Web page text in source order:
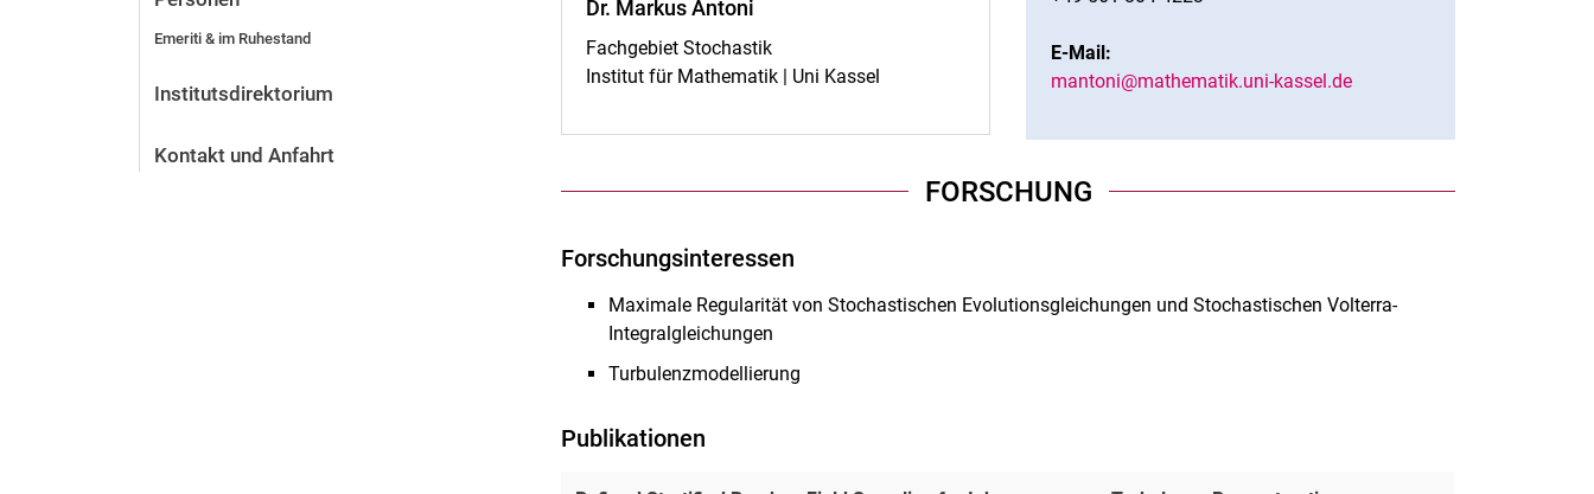
Emeriti & im Ruhestand
Institutsdirektorium
Kontakt und Anfahrt
Dr. Markus Antoni
Fachgebiet Stochastik
Institut für Mathematik | Uni Kassel
E-Mail:
mantoni@mathematik.uni-kassel.de
FORSCHUNG
Forschungsinteressen
Maximale Regularität von Stochastischen Evolutionsgleichungen und Stochastischen Volterra-
Integralgleichungen
Turbulenzmodellierung
Publikationen